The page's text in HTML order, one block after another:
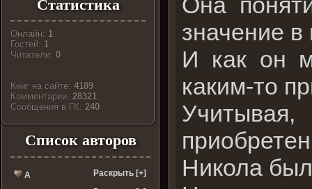
Статистика
Онлайн: 1
Гостей: 1
Читатели:0
Книг на сайте:4189
Комментарии:28321
Cообщения в ГК:240
Список авторов
А Раскрыть [+]
значение в
И как он
каким-то
Никола